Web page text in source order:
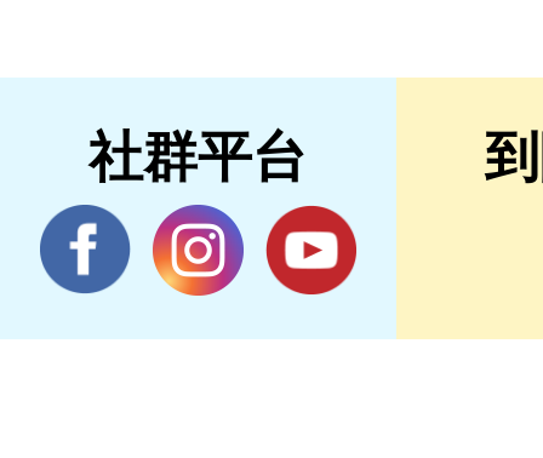
社群平台